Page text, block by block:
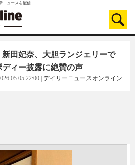
ニュースを配信
新田妃奈、大胆ランジェリーで
ィー披露に絶賛の声
22:00 デイリーニュースオンライン